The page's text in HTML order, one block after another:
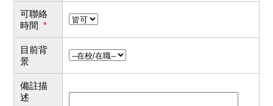
可聯絡
時間 *
目前背
景
備註描
述